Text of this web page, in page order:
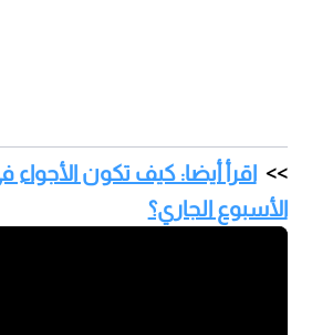
اقرأ أيضا: كيف تكون الأجواء
الأسبوع الجاري؟